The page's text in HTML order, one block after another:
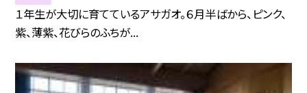
１年生が大切に育てているアサガオ。６月半ばから、ピンク、
紫、薄紫、花びらのふちが...